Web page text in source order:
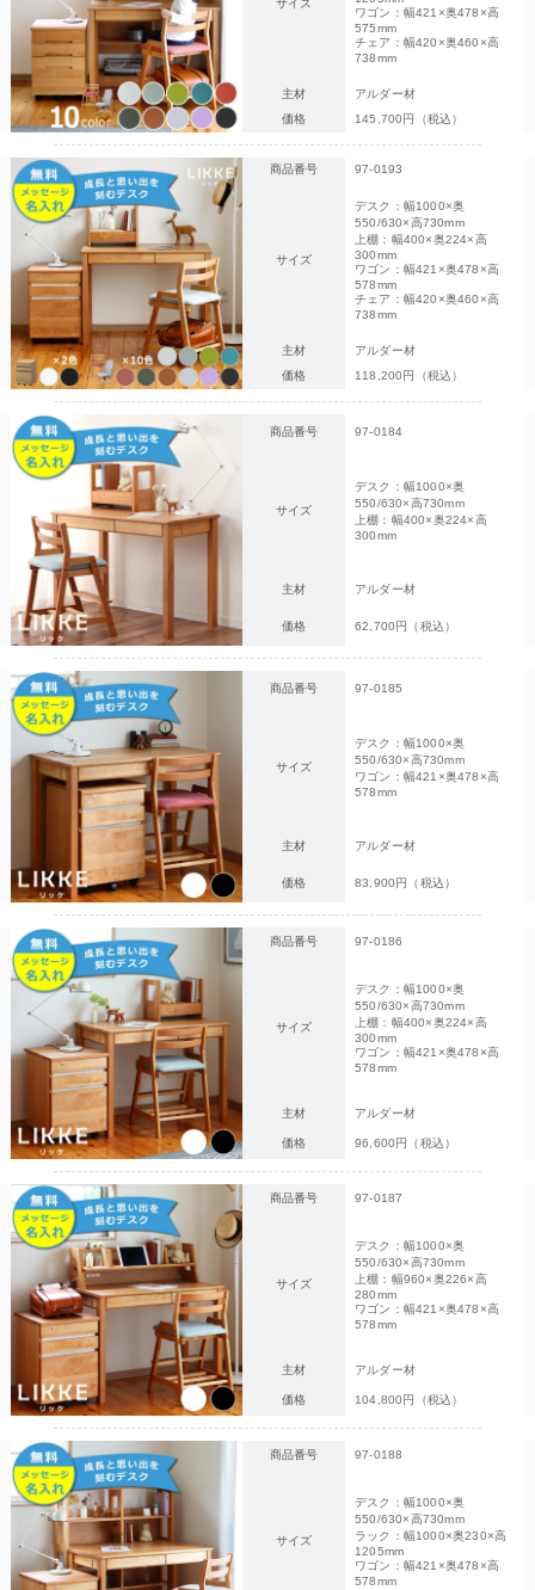
サイズ
ワゴン：幅421×奥478×高
575mm
チェア：幅420×奥460×高
738mm
主材
アルダー材
価格
145,700円（税込）
商品番号 97-0193
サイズ
デスク：幅1000×奥
550/630×高730mm
上棚：幅400×奥224×高
300mm
ワゴン：幅421×奥478×高
578mm
チェア：幅420×奥460×高
738mm
主材
アルダー材
価格
118,200円（税込）
商品番号 97-0184
サイズ
デスク：幅1000×奥
550/630×高730mm
上棚：幅400×奥224×高
300mm
主材 アルダー材
価格 62,700円（税込）
商品番号 97-0185
サイズ
デスク：幅1000×奥
550/630×高730mm
ワゴン：幅421×奥478×高
578mm
主材 アルダー材
価格 83,900円（税込）
商品番号 97-0186
サイズ
デスク：幅1000×奥
550/630×高730mm
上棚：幅400×奥224×高
300mm
ワゴン：幅421×奥478×高
578mm
主材 アルダー材
価格 96,600円（税込）
商品番号 97-0187
サイズ
デスク：幅1000×奥
550/630×高730mm
上棚：幅960×奥226×高
280mm
ワゴン：幅421×奥478×高
578mm
主材 アルダー材
価格 104,800円（税込）
商品番号 97-0188
サイズ
デスク：幅1000×奥
550/630×高730mm
ラック：幅1000×奥230×高
1205mm
ワゴン：幅421×奥478×高
578mm